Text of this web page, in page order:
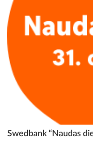
Swedbank “Naudas